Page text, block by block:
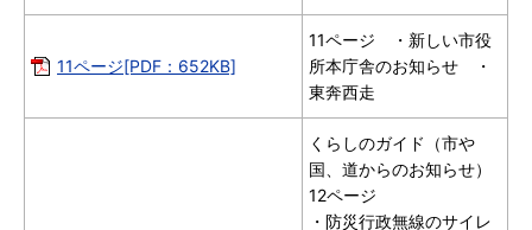
11ページ[PDF：652KB]
11ページ ・新しい市役
所本庁舎のお知らせ ・
東奔西走
くらしのガイド（市や
国、道からのお知らせ）
12ページ
・防災行政無線のサイレ